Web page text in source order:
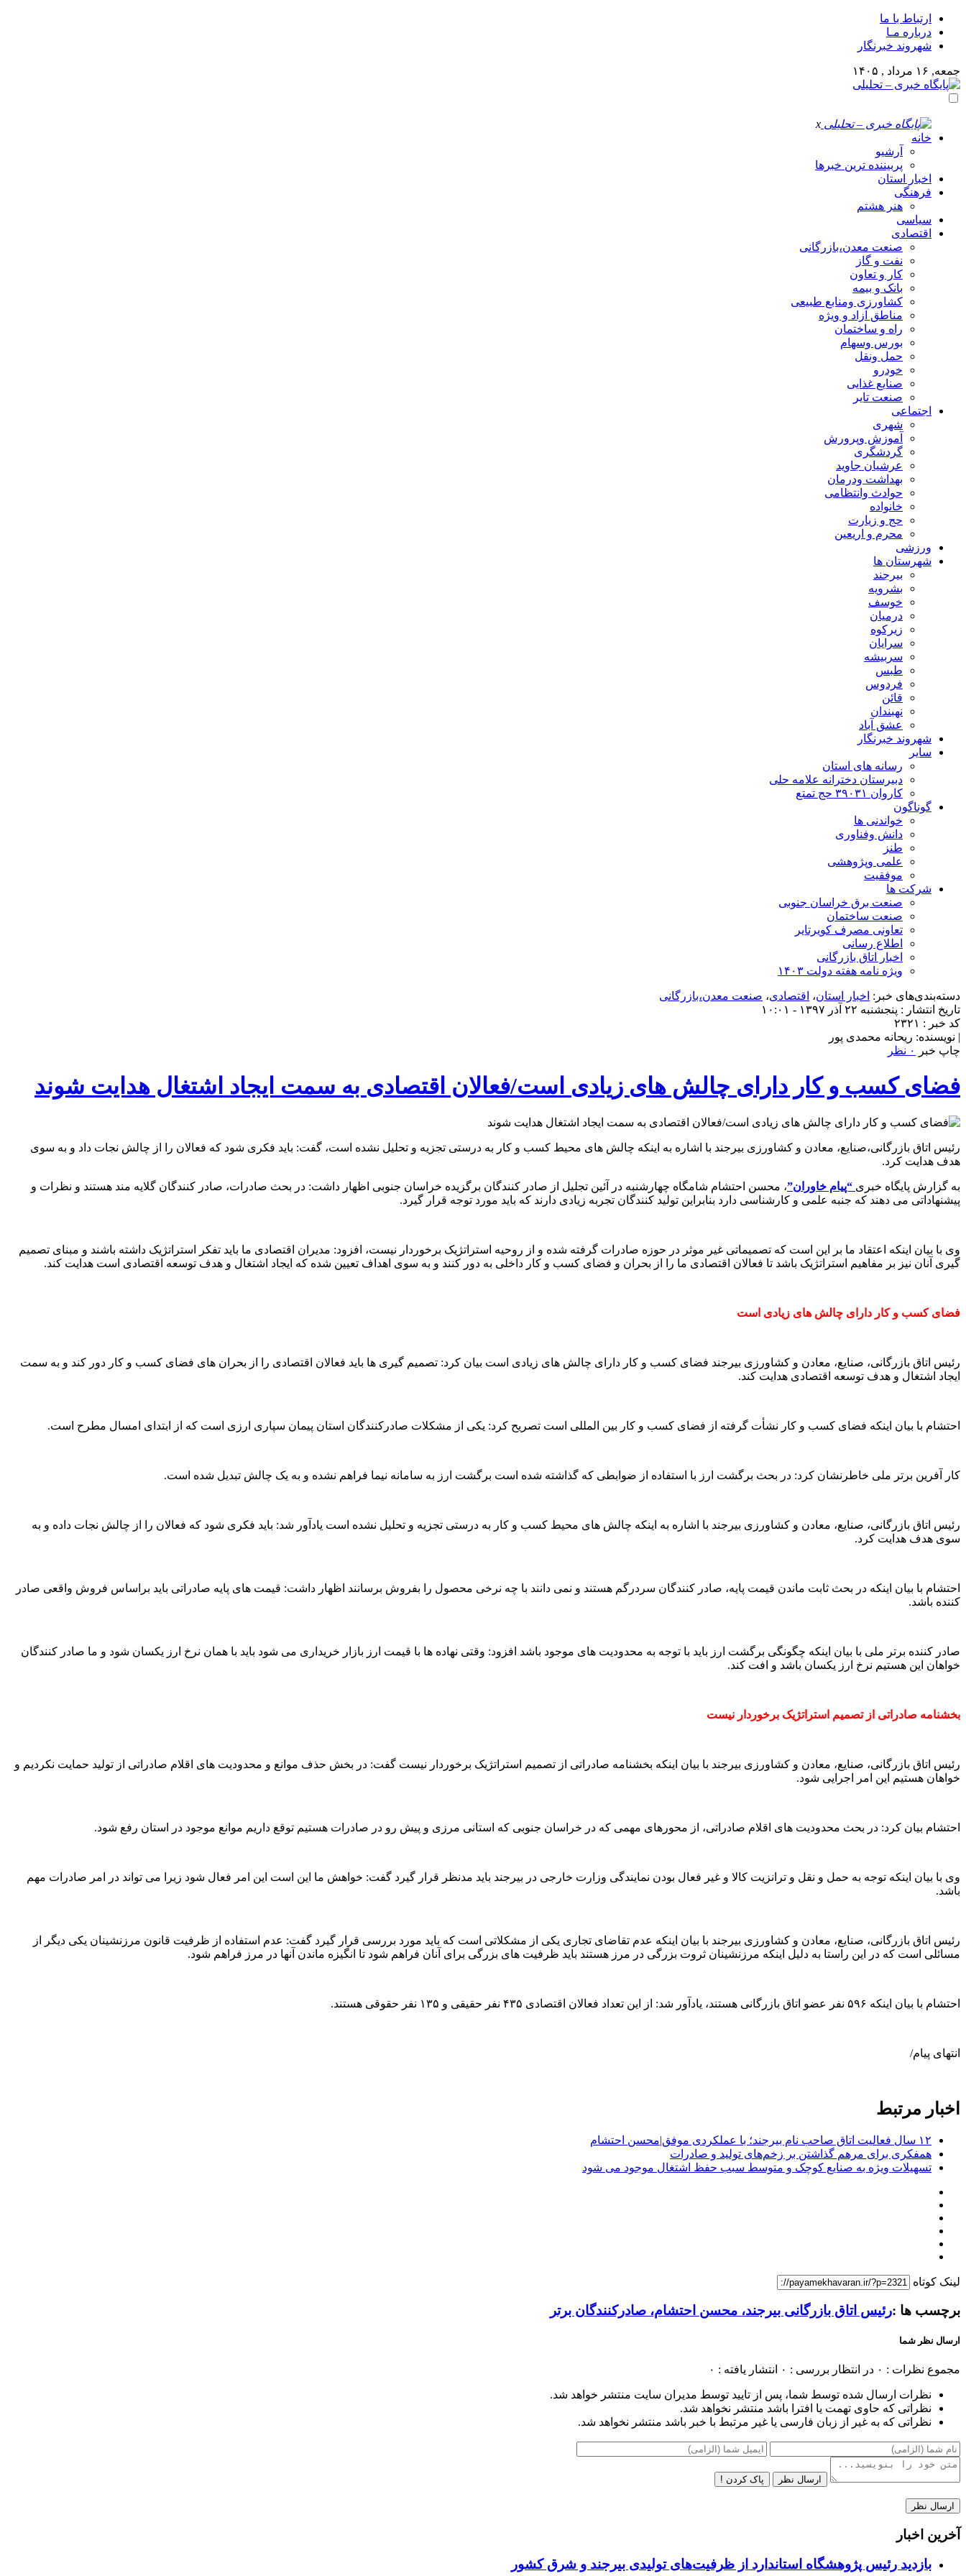
ارتباط با ما
درباره مـا
شهروند خبرنگار
جمعه, ۱۶ مرداد , ۱۴۰۵
x
خانه
آرشیو
پربیننده ترین خبرها
اخبار استان
فرهنگی
هنر هشتم
سیاسی
اقتصادی
صنعت معدن،بازرگانی
نفت و گاز
کار و تعاون
بانک و بیمه
کشاورزی ومنابع طبیعی
مناطق آزاد و ویژه
راه و ساختمان
بورس وسهام
حمل ونقل
خودرو
صنایع غذایی
صنعت تایر
اجتماعی
شهری
آموزش وپرورش
گردشگری
عرشیان جاوید
بهداشت ودرمان
حوادث وانتظامی
خانواده
حج و زیارت
محرم و اریعین
ورزشی
شهرستان ها
بیرجند
بشرویه
خوسف
درمیان
زیرکوه
سرایان
سربیشه
طبس
فردوس
قائن
نهبندان
عشق آباد
شهروند خبرنگار
سایر
رسانه های استان
دبیرستان دخترانه علامه حلی
کاروان ۳۹۰۳۱ حج تمتع
گوناگون
خواندنی ها
دانش وفناوری
طنز
علمی وپژوهشی
موفقیت
شرکت ها
صنعت برق خراسان جنوبی
صنعت ساختمان
تعاونی مصرف کویرتایر
اطلاع رسانی
اخبار اتاق بازرگانی
ویژه نامه هفته دولت ۱۴۰۳
دسته‌بندی‌های خبر: اخبار استان، اقتصادی، صنعت معدن،بازرگانی
تاریخ انتشار : پنجشنبه ۲۲ آذر ۱۳۹۷ - ۱۰:۰۱
کد خبر : ۲۳۲۱
| نویسنده: ریحانه محمدی پور
چاپ خبر
۰ نظر
فضای کسب و کار دارای چالش های زیادی است/فعالان اقتصادی به سمت ایجاد اشتغال هدایت شوند
رئیس اتاق بازرگانی،صنایع، معادن و کشاورزی بیرجند با اشاره به اینکه چالش های محیط کسب و کار به درستی تجزیه و تحلیل نشده است، گفت: باید فکری شود که فعالان را از چالش نجات داد و به سوی
هدف هدایت کرد.
به گزارش پایگاه خبری “پیام خاوران”، محسن احتشام شامگاه چهارشنبه در آئین تجلیل از صادر کنندگان برگزیده خراسان جنوبی اظهار داشت: در بحث صادرات، صادر کنندگان گلایه مند هستند و نظرات و
پیشنهاداتی می دهند که جنبه علمی و کارشناسی دارد بنابراین تولید کنندگان تجربه زیادی دارند که باید مورد توجه قرار گیرد.
وی با بیان اینکه اعتقاد ما بر این است که تصمیماتی غیر موثر در حوزه صادرات گرفته شده و از روحیه استراتژیک برخوردار نیست، افزود: مدیران اقتصادی ما باید تفکر استراتژیک داشته باشند و مبنای تصمیم
گیری آنان نیز بر مفاهیم استراتژیک باشد تا فعالان اقتصادی ما را از بحران و فضای کسب و کار داخلی به دور کنند و به سوی اهداف تعیین شده که ایجاد اشتغال و هدف توسعه اقتصادی است هدایت کند.
فضای کسب و کار دارای چالش های زیادی است
رئیس اتاق بازرگانی، صنایع، معادن و کشاورزی بیرجند فضای کسب و کار دارای چالش های زیادی است بیان کرد: تصمیم گیری ها باید فعالان اقتصادی را از بحران های فضای کسب و کار دور کند و به سمت
ایجاد اشتغال و هدف توسعه اقتصادی هدایت کند.
احتشام با بیان اینکه فضای کسب و کار نشأت گرفته از فضای کسب و کار بین المللی است تصریح کرد: یکی از مشکلات صادرکنندگان استان پیمان سپاری ارزی است که از ابتدای امسال مطرح است.
کار آفرین برتر ملی خاطرنشان کرد: در بحث برگشت ارز با استفاده از ضوابطی که گذاشته شده است برگشت ارز به سامانه نیما فراهم نشده و به یک چالش تبدیل شده است.
رئیس اتاق بازرگانی، صنایع، معادن و کشاورزی بیرجند با اشاره به اینکه چالش های محیط کسب و کار به درستی تجزیه و تحلیل نشده است یادآور شد: باید فکری شود که فعالان را از چالش نجات داده و به
سوی هدف هدایت کرد.
احتشام با بیان اینکه در بحث ثابت ماندن قیمت پایه، صادر کنندگان سردرگم هستند و نمی دانند با چه نرخی محصول را بفروش برسانند اظهار داشت: قیمت های پایه صادراتی باید براساس فروش واقعی صادر
کننده باشد.
صادر کننده برتر ملی با بیان اینکه چگونگی برگشت ارز باید با توجه به محدودیت های موجود باشد افزود: وقتی نهاده ها با قیمت ارز بازار خریداری می شود باید با همان نرخ ارز یکسان شود و ما صادر کنندگان
خواهان این هستیم نرخ ارز یکسان باشد و افت کند.
بخشنامه صادراتی از تصمیم استراتژیک برخوردار نیست
رئیس اتاق بازرگانی، صنایع، معادن و کشاورزی بیرجند با بیان اینکه بخشنامه صادراتی از تصمیم استراتژیک برخوردار نیست گفت: در بخش حذف موانع و محدودیت های اقلام صادراتی از تولید حمایت نکردیم و
خواهان هستیم این امر اجرایی شود.
احتشام بیان کرد: در بحث محدودیت های اقلام صادراتی، از محورهای مهمی که در خراسان جنوبی که استانی مرزی و پیش رو در صادرات هستیم توقع داریم موانع موجود در استان رفع شود.
وی با بیان اینکه توجه به حمل و نقل و ترانزیت کالا و غیر فعال بودن نمایندگی وزارت خارجی در بیرجند باید مدنظر قرار گیرد گفت: خواهش ما این است این امر فعال شود زیرا می تواند در امر صادرات مهم
باشد.
رئیس اتاق بازرگانی، صنایع، معادن و کشاورزی بیرجند با بیان اینکه عدم تقاضای تجاری یکی از مشکلاتی است که باید مورد بررسی قرار گیرد گفت: عدم استفاده از ظرفیت قانون مرزنشینان یکی دیگر از
مسائلی است که در این راستا به دلیل اینکه مرزنشینان ثروت بزرگی در مرز هستند باید ظرفیت های بزرگی برای آنان فراهم شود تا انگیزه ماندن آنها در مرز فراهم شود.
احتشام با بیان اینکه ۵۹۶ نفر عضو اتاق بازرگانی هستند، یادآور شد: از این تعداد فعالان اقتصادی ۴۳۵ نفر حقیقی و ۱۳۵ نفر حقوقی هستند.
انتهای پیام/
اخبار مرتبط
۱۲ سال فعالیت اتاق صاحب نام بیرجند؛ با عملکردی موفق|محسن احتشام
همفکری برای مرهم گذاشتن بر زخم‌های تولید و صادرات
تسهیلات ویژه به صنایع کوچک و متوسط سبب حفظ اشتغال موجود می شود
لینک کوتاه
برچسب ها :رئیس اتاق بازرگانی بیرجند، محسن احتشام، صادرکنندگان برتر
ارسال نظر شما
مجموع نظرات : ۰ در انتظار بررسی : ۰ انتشار یافته : ۰
نظرات ارسال شده توسط شما، پس از تایید توسط مدیران سایت منتشر خواهد شد.
نظراتی که حاوی تهمت یا افترا باشد منتشر نخواهد شد.
نظراتی که به غیر از زبان فارسی یا غیر مرتبط با خبر باشد منتشر نخواهد شد.
ارسال نظر پاک کردن !
آخرین اخبار
بازدید رئیس پژوهشگاه استاندارد از ظرفیت‌های تولیدی بیرجند و شرق کشور